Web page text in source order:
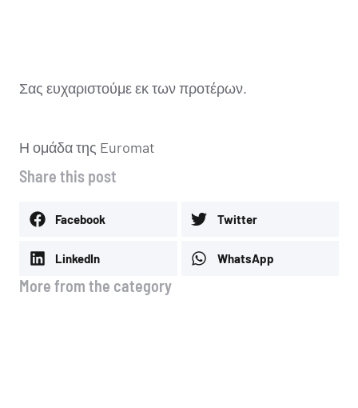
Σας ευχαριστούμε εκ των προτέρων.
Η ομάδα της Euromat
Share this post
Facebook Twitter
LinkedIn WhatsApp
More from the category